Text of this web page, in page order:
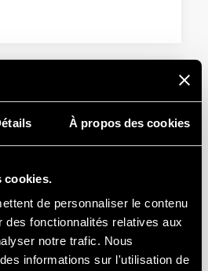
À propos des cookies
cookies.
de personnaliser le contenu
des fonctionnalités relatives aux
notre trafic. Nous
informations sur l'utilisation de
BLUETOOTH YESLY
dimmable 200 W
selon le type de charge